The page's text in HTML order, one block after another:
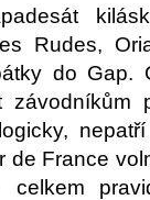
Rudes,
do Gap.
de France